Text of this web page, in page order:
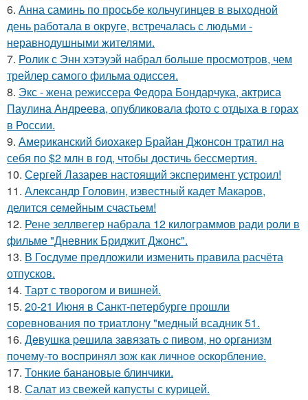
6. Анна саминь по просьбе кольчугинцев в выходной
день работала в округе, встречалась с людьми -
неравнодушными жителями.
7. Ролик с Энн хэтэуэй набрал больше просмотров, чем
трейлер самого фильма одиссея.
8. Экс - жена режиссера Федора Бондарчука, актриса
Паулина Андреева, опубликовала фото с отдыха в горах
в России.
9. Американский биохакер Брайан Джонсон тратил на
себя по $2 млн в год, чтобы достичь бессмертия.
10. Сергей Лазарев настоящий эксперимент устроил!
11. Александр Головин, известный кадет Макаров,
делится семейным счастьем!
12. Рене зеллвегер набрала 12 килограммов ради роли в
фильме "Дневник Бриджит Джонс".
13. В Госдуме пpeдложили изменить пpaвила расчёта
отпусков.
14. Тарт с творогом и вишней.
15. 20-21 Июня в Санкт-петербурге прошли
соревнования по триатлону "медный всадник 51.
16. Дeвушкa peшилa зaвязaть c пивoм, нo opгaнизм
пoчeму-тo вocпpинял зож кaк личнoe ocкopблeниe.
17. Тонкие банановые блинчики.
18. Салат из свежей капусты с курицей.